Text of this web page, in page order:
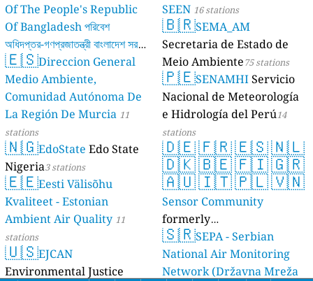
Of The People's Republic
Of Bangladesh পরিবেশ
অধিদপ্তর-গণপ্রজাতন্ত্রী বাংলাদেশ সরকার
17 stations
🇪🇸Direccion General
Medio Ambiente,
Comunidad Autónoma De
La Región De Murcia 11
stations
🇳🇬EdoState Edo State
Nigeria3 stations
🇪🇪Eesti Välisõhu
Kvaliteet - Estonian
Ambient Air Quality 11
stations
🇺🇸EJCAN
Environmental Justice
SEEN 16 stations
🇧🇷SEMA_AM
Secretaria de Estado de
Meio Ambiente75 stations
🇵🇪SENAMHIServicio
Nacional de Meteorología
e Hidrología del Perú14
stations
🇩🇪🇫🇷🇪🇸🇳🇱
🇩🇰🇧🇪🇫🇮🇬🇷
🇦🇺🇮🇹🇵🇱🇻🇳
Sensor Community
formerly
luftdaten.info35810 stations
🇸🇷SEPA - Serbian
National Air Monitoring
Network (Državna Mreža